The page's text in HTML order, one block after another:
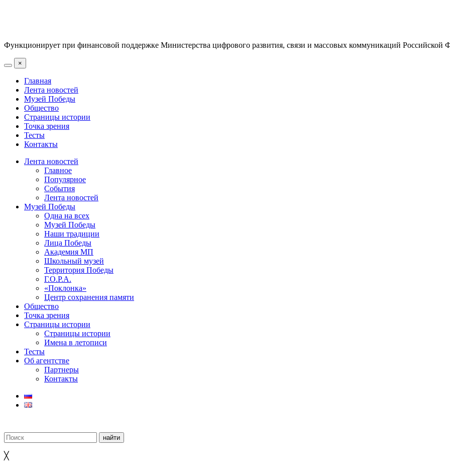
Функционирует при финансовой поддержке Министерства цифрового развития, связи и массовых коммуникаций Российской
×
Главная
Лента новостей
Музей Победы
Общество
Страницы истории
Точка зрения
Тесты
Контакты
Лента новостей
Главное
Популярное
События
Лента новостей
Музей Победы
Одна на всех
Музей Победы
Наши традиции
Лица Победы
Академия МП
Школьный музей
Территория Победы
Г.О.Р.А.
«Поклонка»
Центр сохранения памяти
Общество
Точка зрения
Страницы истории
Страницы истории
Имена в летописи
Тесты
Об агентстве
Партнеры
Контакты
╳